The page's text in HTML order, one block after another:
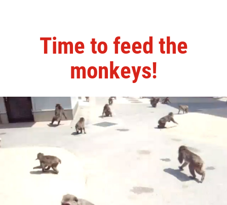
Time to feed the
monkeys!